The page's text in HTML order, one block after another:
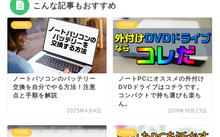
こんな記事もおすすめ
PC情報
ノートパソコンのバッテリー
交換を自分でやる方法！注意
点と手順を解説
2025年4月4日
PC情報
ノートPCにオススメの外付け
DVDドライブはコチラです。
コンパクトで持ち運びも楽ち
ん。
2019年10月23日
PC情報 PC情報